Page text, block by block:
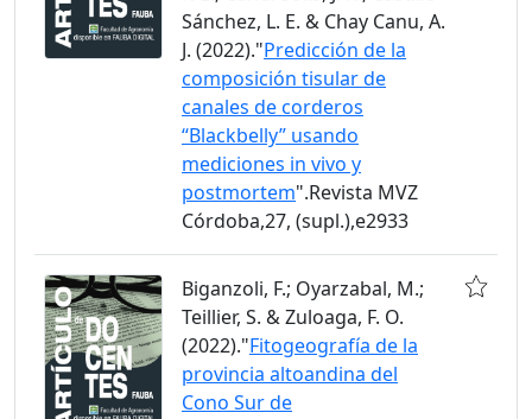
Sánchez, L. E. & Chay Canu, A.
J. (2022)."Predicción de la
composición tisular de
canales de corderos
“Blackbelly” usando
mediciones in vivo y
postmortem".Revista MVZ
Córdoba,27, (supl.),e2933
Biganzoli, F.; Oyarzabal, M.;
Teillier, S. & Zuloaga, F. O.
(2022)."Fitogeografía de la
provincia altoandina del
Cono Sur de